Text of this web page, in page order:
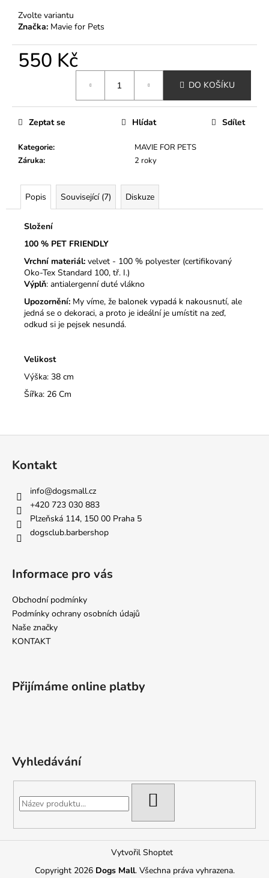
Zvolte variantu
Značka: Mavie for Pets
550 Kč
DO KOŠÍKU
Kategorie:
MAVIE FOR PETS
Záruka: 2 roky
Zeptat se Hlídat Sdílet
Popis Související (7) Diskuze
Složení
100 % PET FRIENDLY
Vrchní materiál: velvet - 100 % polyester (certifikovaný
Oko-Tex Standard 100, tř. I.)
Výplň: antialergenní duté vlákno
Upozornění: My víme, že balonek vypadá k nakousnutí, ale
jedná se o dekoraci, a proto je ideální je umístit na zeď,
odkud si je pejsek nesundá.
Velikost
Výška: 38 cm
Šířka: 26 Cm
Kontakt
info@dogsmall.cz
+420 723 030 883
Plzeňská 114, 150 00 Praha 5
dogsclub.barbershop
Informace pro vás
Obchodní podmínky
Podmínky ochrany osobních údajů
Naše značky
KONTAKT
Přijímáme online platby
Vyhledávání
Vytvořil Shoptet
Copyright 2026 Dogs Mall. Všechna práva vyhrazena.